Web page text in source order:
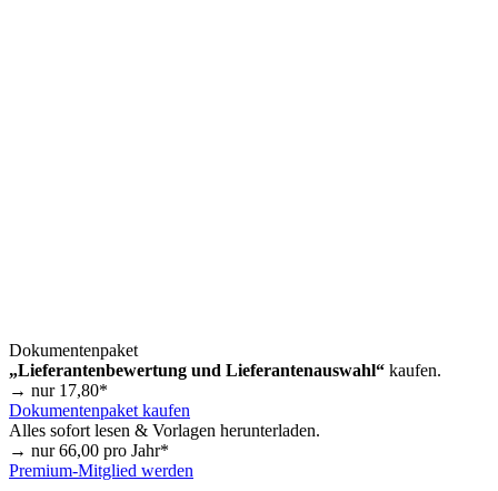
Dokumentenpaket
„Lieferantenbewertung und Lieferantenauswahl“ kaufen.
→ nur 17,80*
Dokumentenpaket kaufen
Alles sofort lesen & Vorlagen herunterladen.
→ nur66,00 pro Jahr*
Premium-Mitglied werden